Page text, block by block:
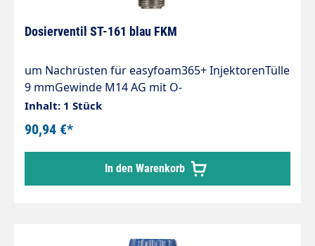
Dosierventil ST-161 blau FKM
um Nachrüsten für easyfoam365+ InjektorenTülle
9 mmGewinde M14 AG mit O-
Ringabdichtung.Dichtring: FKMPassend für
Injektorenserie:ST-160, 160.2, 160.3, ST-167, ST-
168
Inhalt: 1 Stück
90,94 €*
In den Warenkorb